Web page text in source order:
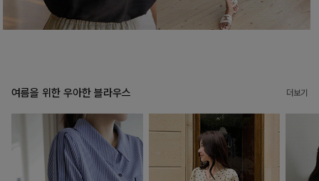
여름을 위한 우아한 블라우스 더보기